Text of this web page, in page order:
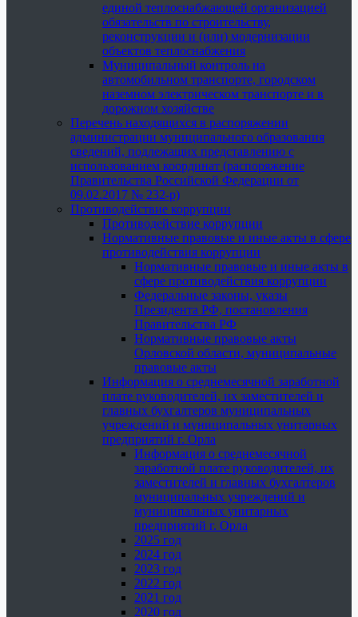
единой теплоснабжающей организацией
обязательств по строительству,
реконструкции и (или) модернизации
объектов теплоснабжения
Муниципальный контроль на
автомобильном транспорте, городском
наземном электрическом транспорте и в
дорожном хозяйстве
Перечень находящихся в распоряжении
администрации муниципального образования
сведений, подлежащих представлению с
использованием координат (распоряжение
Правительства Российской Федерации от
09.02.2017 № 232-р)
Противодействие коррупции
Противодействие коррупции
Нормативные правовые и иные акты в сфере
противодействия коррупции
Нормативные правовые и иные акты в
сфере противодействия коррупции
Федеральные законы, указы
Президента РФ, постановления
Правительства РФ
Нормативные правовые акты
Орловской области, муниципальные
правовые акты
Информация о среднемесячной заработной
плате руководителей, их заместителей и
главных бухгалтеров муниципальных
учреждений и муниципальных унитарных
предприятий г. Орла
Информация о среднемесячной
заработной плате руководителей, их
заместителей и главных бухгалтеров
муниципальных учреждений и
муниципальных унитарных
предприятий г. Орла
2025 год
2024 год
2023 год
2022 год
2021 год
2020 год